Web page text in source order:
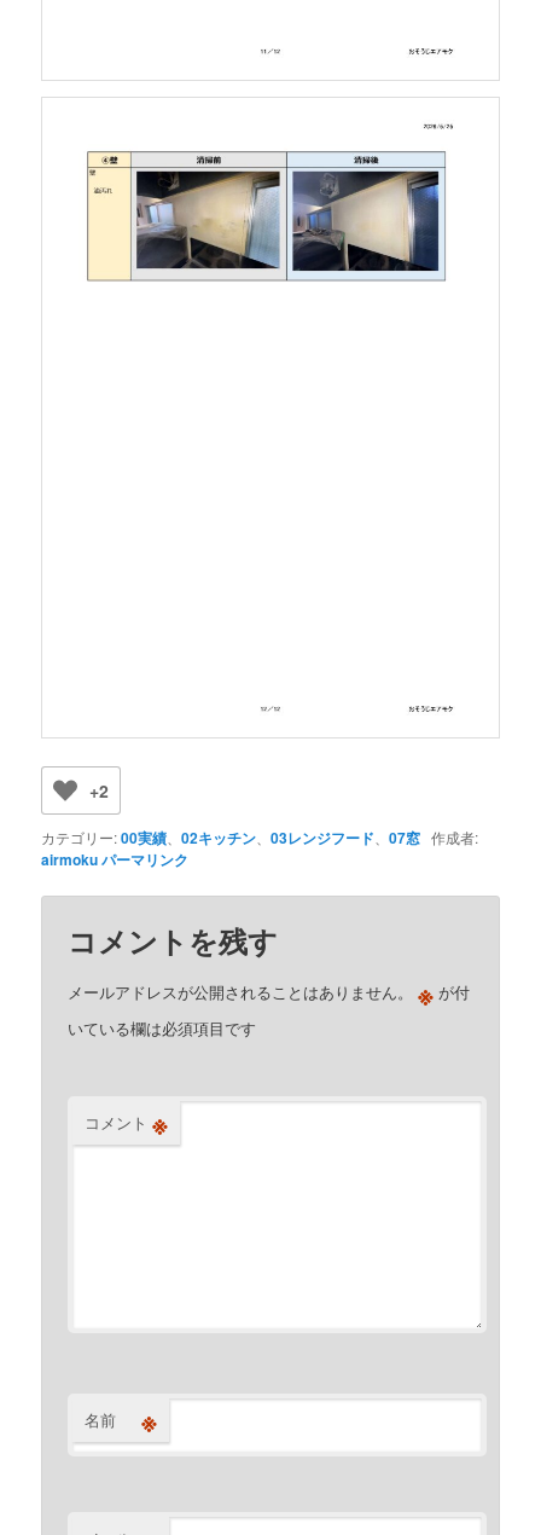
+2
カテゴリー:00実績 、02キッチン 、03レンジフード 、07窓 作成者:
airmokuパーマリンク
コメントを残す
メールアドレスが公開されることはありません。 ※ が付
いている欄は必須項目です
コメント ※
名前 ※